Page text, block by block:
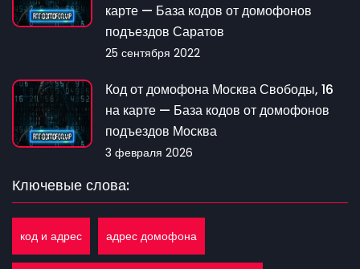
карте — База кодов от домофонов
подъездов Саратов
25 сентября 2022
Код от домофона Москва Свободы, 16
на карте — База кодов от домофонов
подъездов Москва
3 февраля 2026
Ключевые слова:
код и адрес адрес домофона